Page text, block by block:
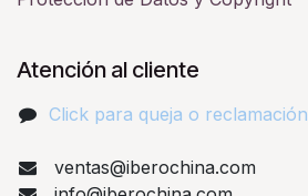
Atención al cliente
Click para queja o reclamación​
ventas@iberochina.com